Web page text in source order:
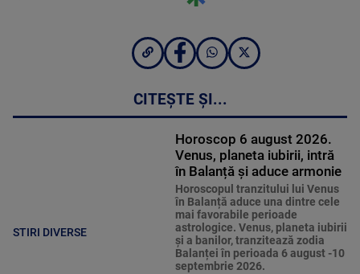
CITEȘTE ȘI...
STIRI DIVERSE
Horoscop 6 august 2026.
Venus, planeta iubirii, intră
în Balanță și aduce armonie
Horoscopul tranzitului lui Venus
în Balanță aduce una dintre cele
mai favorabile perioade
astrologice. Venus, planeta iubirii
și a banilor, tranzitează zodia
Balanței în perioada 6 august -10
septembrie 2026.